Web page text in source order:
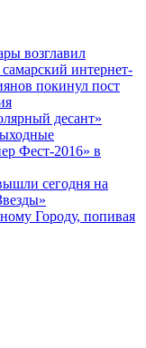
возглавил
интернет-
покинул пост
десант»
Фест-2016» в
сегодня на
Городу, попивая